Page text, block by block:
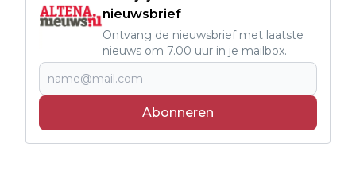
nieuwsbrief
Ontvang de nieuwsbrief met laatste
nieuws om 7.00 uur in je mailbox.
Abonneren